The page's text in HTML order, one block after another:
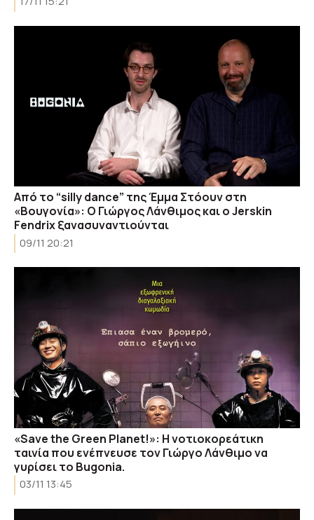
Από το “silly dance” της Έμμα Στόουν στη
«Βουγονία»: Ο Γιώργος Λάνθιμος και ο Jerskin
Fendrix ξανασυναντιούνται
09/11 20:21
«Save the Green Planet!»: Η νοτιοκορεάτικη
ταινία που ενέπνευσε τον Γιώργο Λάνθιμο να
γυρίσει το Bugonia.
03/11 13:45